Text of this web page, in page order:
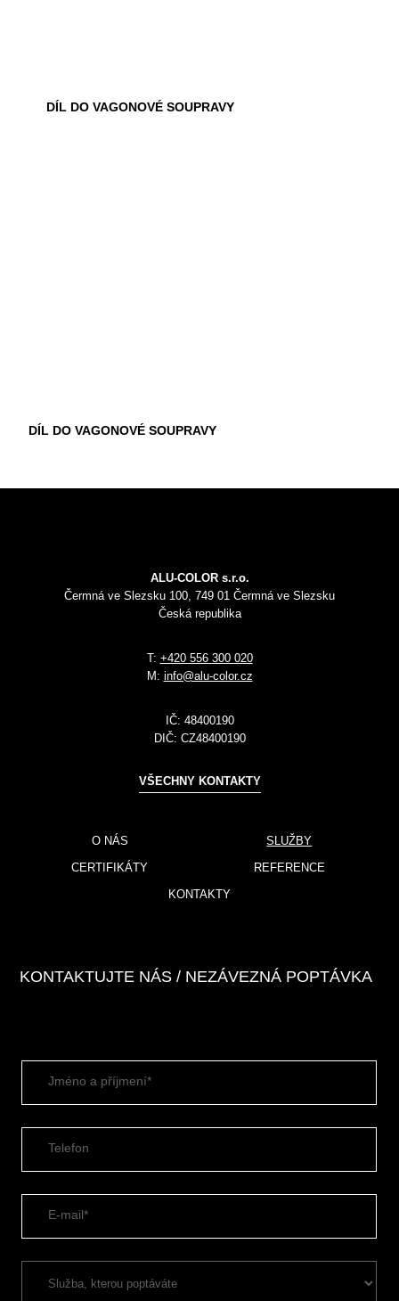
DÍL DO VAGONOVÉ SOUPRAVY
DÍL DO VAGONOVÉ SOUPRAVY
ALU-COLOR s.r.o.
Čermná ve Slezsku 100, 749 01 Čermná ve Slezsku
Česká republika
T: +420 556 300 020
M: info@alu-color.cz
IČ: 48400190
DIČ: CZ48400190
VŠECHNY KONTAKTY
O NÁS
SLUŽBY
CERTIFIKÁTY
REFERENCE
KONTAKTY
KONTAKTUJTE NÁS / NEZÁVEZNÁ POPTÁVKA
Jméno a příjmení*
Telefon
E-mail*